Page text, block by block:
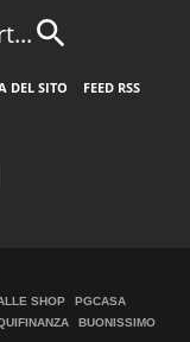
DEL SITO
FEED RSS
SHOP
PGCASA
BUONISSIMO